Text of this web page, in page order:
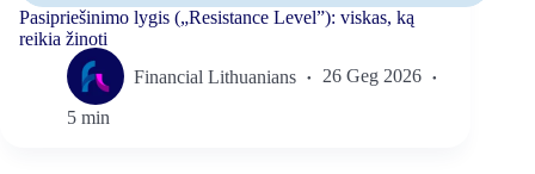
Pasipriešinimo lygis („Resistance Level”): viskas, ką
reikia žinoti
Financial Lithuanians
26 Geg 2026
5 min